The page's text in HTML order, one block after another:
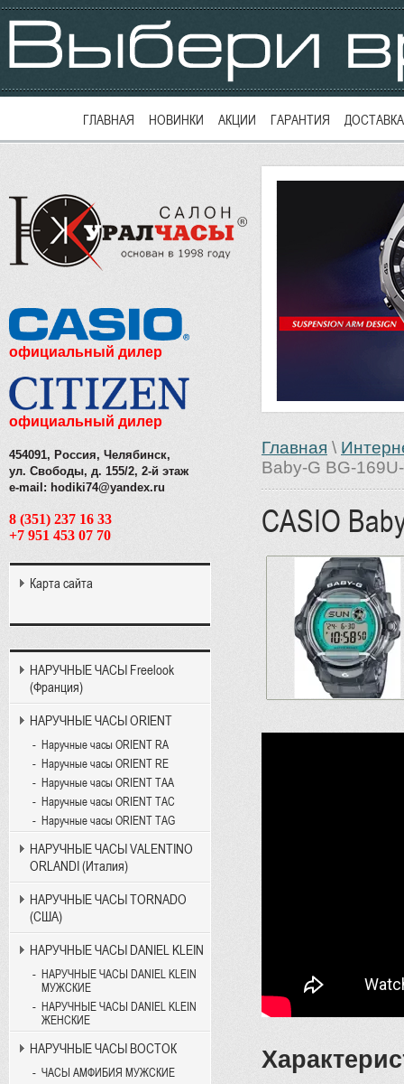
ГЛАВНАЯ НОВИНКИ АКЦИИ ГАРАНТИЯ ДОСТАВКА
Главная \
Baby-G BG-
CASIO
официальный дилер
официальный дилер
454091, Россия, Челябинск,
ул. Свободы, д. 155/2, 2-й этаж
e-mail: hodiki74@yandex.ru
8 (351) 237 16 33
+7 951 453 07 70
Карта сайта
НАРУЧНЫЕ ЧАСЫ Freelook
(Франция)
НАРУЧНЫЕ ЧАСЫ ORIENT
Наручные часы ORIENT RA
Наручные часы ORIENT RE
Наручные часы ORIENT TAA
Наручные часы ORIENT TAC
Наручные часы ORIENT TAG
НАРУЧНЫЕ ЧАСЫ VALENTINO
ORLANDI (Италия)
НАРУЧНЫЕ ЧАСЫ TORNADO
(США)
НАРУЧНЫЕ ЧАСЫ DANIEL KLEIN
НАРУЧНЫЕ ЧАСЫ DANIEL KLEIN
МУЖСКИЕ
НАРУЧНЫЕ ЧАСЫ DANIEL KLEIN
ЖЕНСКИЕ
НАРУЧНЫЕ ЧАСЫ ВОСТОК
ЧАСЫ АМФИБИЯ МУЖСКИЕ